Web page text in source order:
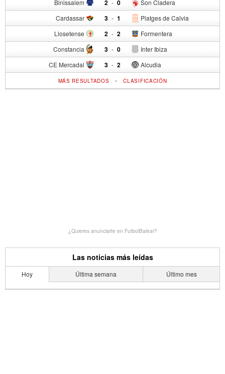
Binissalem 2 - Son Cladera
0
Cardassar 3 - Platges de Calvia
1
Llosetense 2 - Formentera
2
Constancia 3 - Inter Ibiza
0
CE Mercadal 3 - Alcudia
2
MÁS RESULTADOS -CLASIFICACIÓN
¿Quieres anunciarte en FutbolBalear?
Las noticias más leídas
Hoy Última semana Último mes